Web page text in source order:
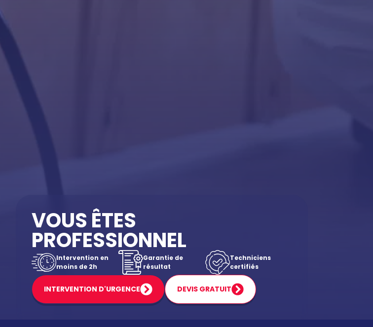
VOUS ÊTES
PROFESSIONNEL
Intervention en
moins de 2h
Garantie de
résultat
Techniciens
certifiés
INTERVENTION D'URGENCE DEVIS GRATUIT